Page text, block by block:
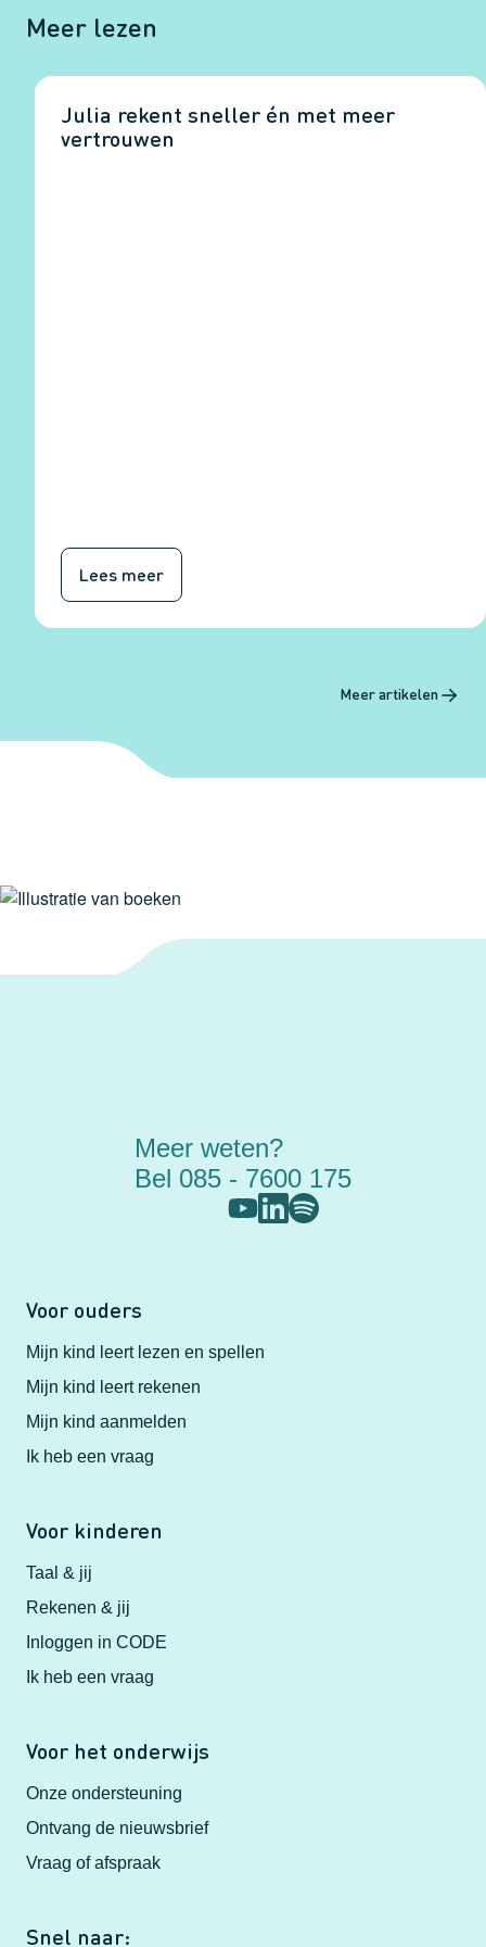
Meer lezen
Julia rekent sneller én met meer
vertrouwen
Lees meer
Meer artikelen
Meer weten?
Bel 085 - 7600 175
Voor ouders
Mijn kind leert lezen en spellen
Mijn kind leert rekenen
Mijn kind aanmelden
Ik heb een vraag
Voor kinderen
Taal & jij
Rekenen & jij
Inloggen in CODE
Ik heb een vraag
Voor het onderwijs
Onze ondersteuning
Ontvang de nieuwsbrief
Vraag of afspraak
Snel naar: